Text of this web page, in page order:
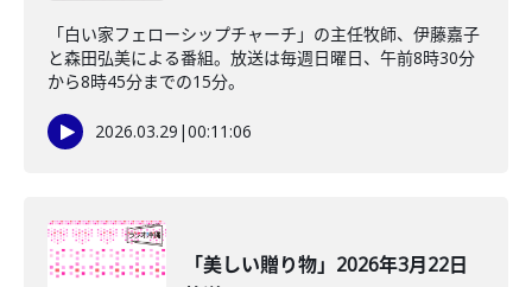
「白い家フェローシップチャーチ」の主任牧師、伊藤嘉子
と森田弘美による番組。放送は毎週日曜日、午前8時30分
から8時45分までの15分。
2026.03.29 |00:11:06
「美しい贈り物」2026年3月22日